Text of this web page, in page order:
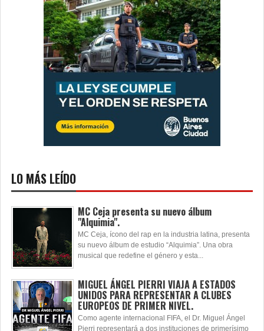
LO MÁS LEÍDO
MC Ceja presenta su nuevo álbum
"Alquimia".
MC Ceja, ícono del rap en la industria latina, presenta
su nuevo álbum de estudio “Alquimia”. Una obra
musical que redefine el género y esta...
MIGUEL ÁNGEL PIERRI VIAJA A ESTADOS
UNIDOS PARA REPRESENTAR A CLUBES
EUROPEOS DE PRIMER NIVEL.
Como agente internacional FIFA, el Dr. Miguel Ángel
Pierri representará a dos instituciones de primerísimo